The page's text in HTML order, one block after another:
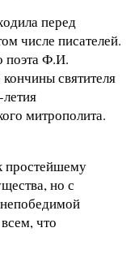
перед
числе писателей.
поэта Ф.И.
святителя
митрополита.
простейшему
но с
что